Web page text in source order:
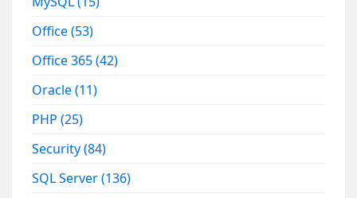
Office(53)
Office 365(42)
Oracle(11)
PHP(25)
Security(84)
SQL Server(136)